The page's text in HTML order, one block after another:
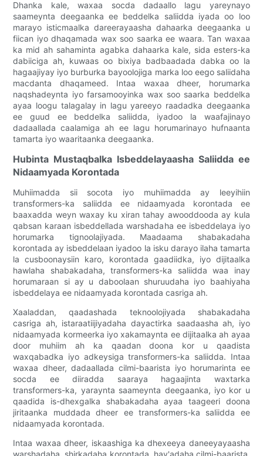
Dhanka kale, waxaa socda dadaallo lagu yareynayo
saameynta deegaanka ee beddelka saliidda iyada oo loo
marayo isticmaalka dareerayaasha dahaarka deegaanka u
fiican iyo dhaqamada wax soo saarka ee waara. Tan waxaa
ka mid ah sahaminta agabka dahaarka kale, sida esters-ka
dabiiciga ah, kuwaas oo bixiya badbaadada dabka oo la
hagaajiyay iyo burburka bayoolojiga marka loo eego saliidaha
macdanta dhaqameed. Intaa waxaa dheer, horumarka
naqshadeynta iyo farsamooyinka wax soo saarka beddelka
ayaa loogu talagalay in lagu yareeyo raadadka deegaanka
ee guud ee beddelka saliidda, iyadoo la waafajinayo
dadaallada caalamiga ah ee lagu horumarinayo hufnaanta
tamarta iyo waaritaanka deegaanka.
Hubinta Mustaqbalka Isbeddelayaasha Saliidda ee
Nidaamyada Korontada
Muhiimadda sii socota iyo muhiimadda ay leeyihiin
transformers-ka saliidda ee nidaamyada korontada ee
baaxadda weyn waxay ku xiran tahay awooddooda ay kula
qabsan karaan isbeddellada warshadaha ee isbeddelaya iyo
horumarka tignoolajiyada. Maadaama shabakadaha
korontada ay isbeddelaan iyadoo la isku darayo ilaha tamarta
la cusboonaysiin karo, korontada gaadiidka, iyo dijitaalka
hawlaha shabakadaha, transformers-ka saliidda waa inay
horumaraan si ay u daboolaan shuruudaha iyo baahiyaha
isbeddelaya ee nidaamyada korontada casriga ah.
Xaaladdan, qaadashada teknoolojiyada shabakadaha
casriga ah, istaraatiijiyadaha dayactirka saadaasha ah, iyo
nidaamyada kormeerka iyo xakamaynta ee dijitaalka ah ayaa
door muhiim ah ka qaadan doona kor u qaadista
waxqabadka iyo adkeysiga transformers-ka saliidda. Intaa
waxaa dheer, dadaallada cilmi-baarista iyo horumarinta ee
socda ee diiradda saaraya hagaajinta waxtarka
transformers-ka, yaraynta saameynta deegaanka, iyo kor u
qaadida is-dhexgalka shabakadaha ayaa taageeri doona
jiritaanka muddada dheer ee transformers-ka saliidda ee
nidaamyada korontada.
Intaa waxaa dheer, iskaashiga ka dhexeeya daneeyayaasha
warshadaha, shirkadaha korontada, hay'adaha cilmi-baarista,